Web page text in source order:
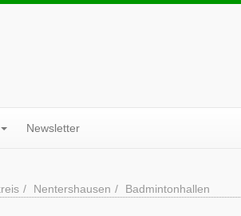
Newsletter
Nentershausen Badmintonhallen